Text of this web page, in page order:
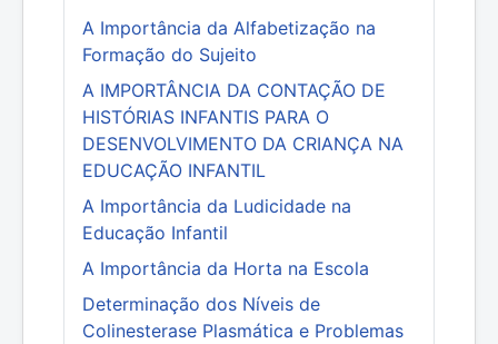
A Importância da Alfabetização na
Formação do Sujeito
A IMPORTÂNCIA DA CONTAÇÃO DE
HISTÓRIAS INFANTIS PARA O
DESENVOLVIMENTO DA CRIANÇA NA
EDUCAÇÃO INFANTIL
A Importância da Ludicidade na
Educação Infantil
A Importância da Horta na Escola
Determinação dos Níveis de
Colinesterase Plasmática e Problemas